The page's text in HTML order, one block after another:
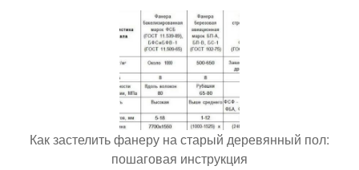
Как застелить фанеру на старый деревянный пол:
пошаговая инструкция